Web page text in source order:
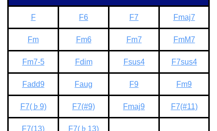
F F6 F7 Fmaj7
Fm Fm6 Fm7 FmM7
Fm7-5 Fdim Fsus4 F7sus4
Fadd9 Faug F9 Fm9
F7(♭9) F7(#9) Fmaj9 F7(#11)
F7(13) F7(♭13)